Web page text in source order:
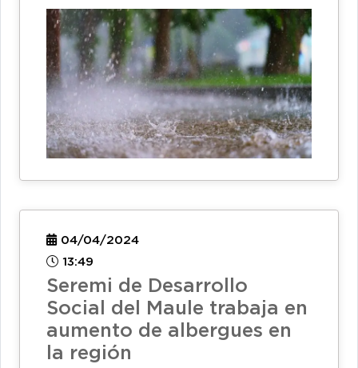
04/04/2024
13:49
Seremi de Desarrollo
Social del Maule trabaja en
aumento de albergues en
la región